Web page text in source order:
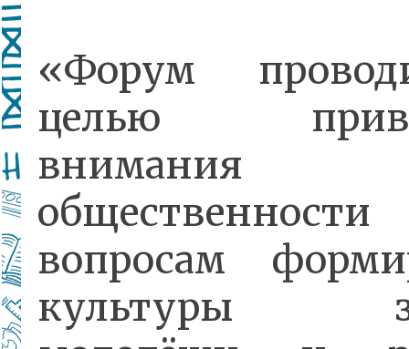
«Форум
целью
внимания
вопросам
культуры